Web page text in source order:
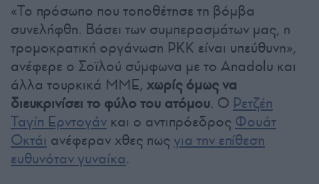
«Το πρόσωπο που τοποθέτησε τη βόμβα
συνελήφθη. Βάσει των συμπερασμάτων μας, η
τρομοκρατική οργάνωση PKK είναι υπεύθυνη»,
ανέφερε ο Σοϊλού σύμφωνα με το Anadolu και
άλλα τουρκικά ΜΜΕ, χωρίς όμως να
διευκρινίσει το φύλο του ατόμου. Ο Ρετζέπ
Ταγίπ Ερντογάν και ο αντιπρόεδρος Φουάτ
Οκτάι ανέφεραν χθες πως για την επίθεση
ευθυνόταν γυναίκα.